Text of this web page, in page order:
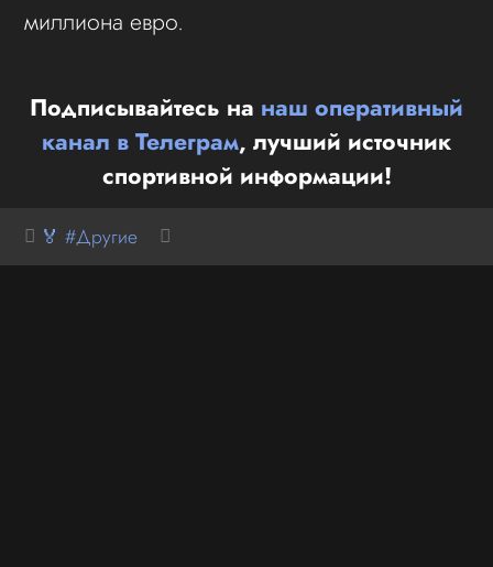
миллиона евро.
Подписывайтесь на наш оперативный
канал в Телеграм, лучший источник
спортивной информации!
🏅 #Другие